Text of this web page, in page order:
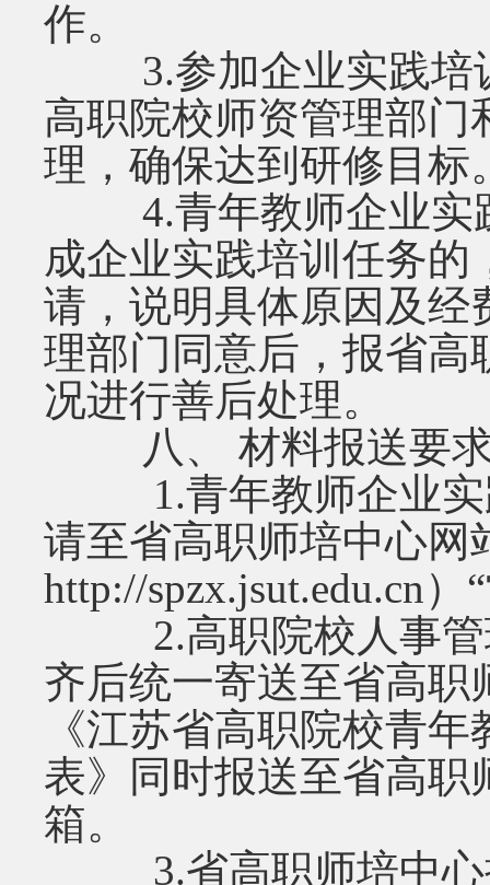
作。
3.参加企业实践培
高职院校师资管理部门
理，确保达到研修目标
4.青年教师企业实
成企业实践培训任务
请，说明具体原因及经
理部门同意后，报省高
况进行善后处理。
八、 材料报送要
1.青年教师企业实
请至省高职师培中心网
http://spzx.jsut.edu.cn）
2.高职院校人事管
齐后统一寄送至省高职
《江苏省高职院校青
表》同时报送至省高
箱。
3.省高职师培中心